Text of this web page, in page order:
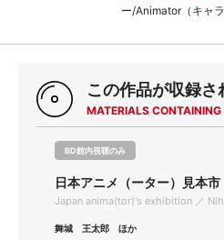
ー/Animator（キャ
この作品が収録さ
MATERIALS CONTAINING
BD館内視聴のみ
日本アニメ（ーター）見本市
Japan anima(tor)'s exhibition ／
舞城 王太郎 ほか